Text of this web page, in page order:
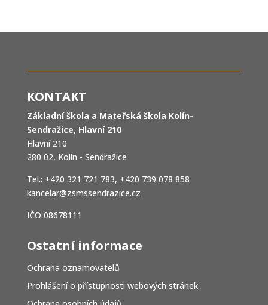
KONTAKT
Základní škola a Mateřská škola Kolín-
Sendražice, Hlavní 210
Hlavní 210
280 02, Kolín - Sendražice
Tel.: +420 321 721 783, +420 739 078 858
kancelar@zsmssendrazice.cz
IČO 08678111
Ostatní informace
Ochrana oznamovatelů
Prohlášení o přístupnosti webových stránek